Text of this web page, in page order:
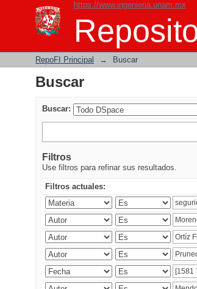
https://www.ingenieria.unam.mx
Buscar
RepoFI Principal → Buscar
Buscar
Buscar:
Filtros
Use filtros para refinar sus resultados.
Filtros actuales: